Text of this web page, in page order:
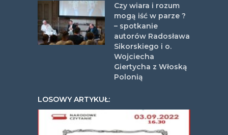
Czy wiara i rozum
mogą iść w parze ?
– spotkanie
autorów Radosława
Sikorskiego i o.
Wojciecha
Giertycha z Włoską
Polonią
LOSOWY ARTYKUŁ: